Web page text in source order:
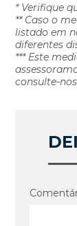
* Verifique
** Caso o
listado em
diferentes
*** Este
consulte-